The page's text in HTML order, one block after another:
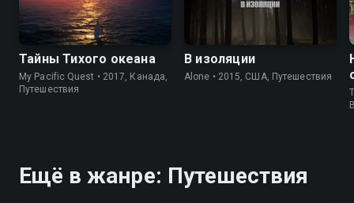
Тайны Тихого океана
My Pacific Quest • 2017, Канада,
Путешествия
В изоляции
Alone • 2015, США, Путешествия
Ещё в жанре: Путешествия